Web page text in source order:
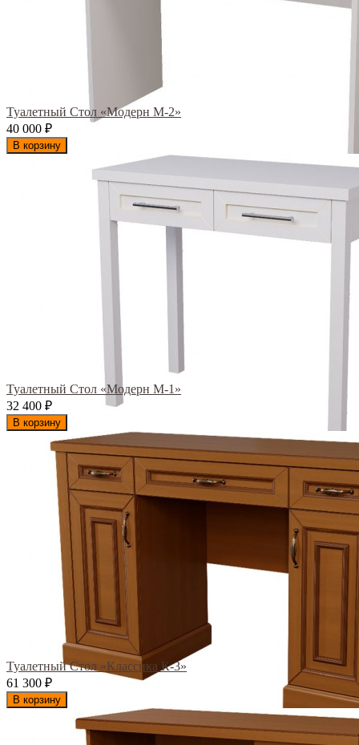
Туалетный Стол «Модерн М-2»
40 000 ₽
В корзину
Туалетный Стол «Модерн М-1»
32 400 ₽
В корзину
Туалетный Стол «Классика К-3»
61 300 ₽
В корзину